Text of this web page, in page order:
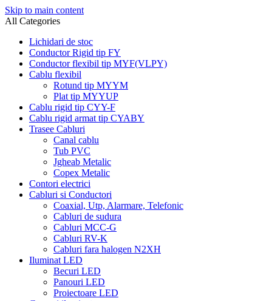
Skip to main content
All Categories
Lichidari de stoc
Conductor Rigid tip FY
Conductor flexibil tip MYF(VLPY)
Cablu flexibil
Rotund tip MYYM
Plat tip MYYUP
Cablu rigid tip CYY-F
Cablu rigid armat tip CYABY
Trasee Cabluri
Canal cablu
Tub PVC
Jgheab Metalic
Copex Metalic
Contori electrici
Cabluri si Conductori
Coaxial, Utp, Alarmare, Telefonic
Cabluri de sudura
Cabluri MCC-G
Cabluri RV-K
Cabluri fara halogen N2XH
Iluminat LED
Becuri LED
Panouri LED
Proiectoare LED